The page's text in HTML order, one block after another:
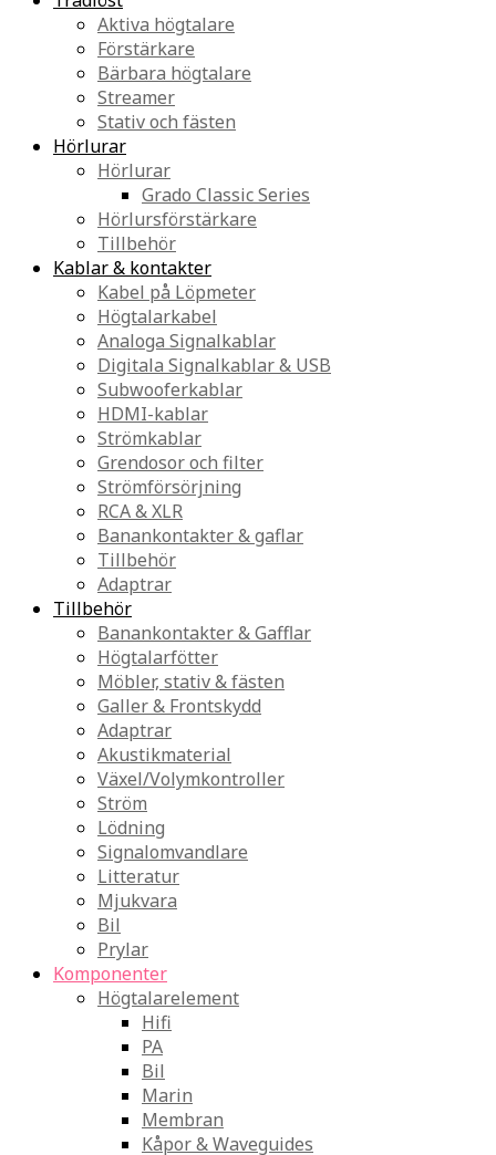
Aktiva högtalare
Förstärkare
Bärbara högtalare
Streamer
Stativ och fästen
Hörlurar
Hörlurar
Grado Classic Series
Hörlursförstärkare
Tillbehör
Kablar & kontakter
Kabel på Löpmeter
Högtalarkabel
Analoga Signalkablar
Digitala Signalkablar & USB
Subwooferkablar
HDMI-kablar
Strömkablar
Grendosor och filter
Strömförsörjning
RCA & XLR
Banankontakter & gaflar
Tillbehör
Adaptrar
Tillbehör
Banankontakter & Gafflar
Högtalarfötter
Möbler, stativ & fästen
Galler & Frontskydd
Adaptrar
Akustikmaterial
Växel/Volymkontroller
Ström
Lödning
Signalomvandlare
Litteratur
Mjukvara
Bil
Prylar
Komponenter
Högtalarelement
Hifi
PA
Bil
Marin
Membran
Kåpor & Waveguides